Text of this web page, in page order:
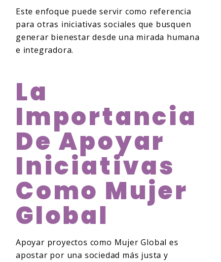
Este enfoque puede servir como referencia
para otras iniciativas sociales que busquen
generar bienestar desde una mirada humana
e integradora.
La
Importancia
De Apoyar
Iniciativas
Como Mujer
Global
Apoyar proyectos como Mujer Global es
apostar por una sociedad más justa y